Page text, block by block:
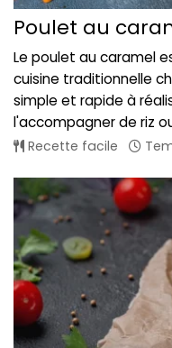
Poulet au
Le poulet au caramel
cuisine traditionnelle
simple et rapide à
l'accompagner de riz
Recette facile